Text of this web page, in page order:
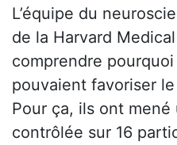
L’équipe du
de la Harvard
comprendre
pouvaient favoriser
Pour ça, ils ont
contrôlée sur 16